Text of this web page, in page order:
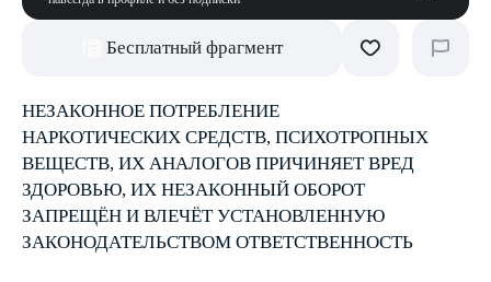
Бесплатный фрагмент
НЕЗАКОННОЕ ПОТРЕБЛЕНИЕ
НАРКОТИЧЕСКИХ СРЕДСТВ, ПСИХОТРОПНЫХ
ВЕЩЕСТВ, ИХ АНАЛОГОВ ПРИЧИНЯЕТ ВРЕД
ЗДОРОВЬЮ, ИХ НЕЗАКОННЫЙ ОБОРОТ
ЗАПРЕЩЁН И ВЛЕЧЁТ УСТАНОВЛЕННУЮ
ЗАКОНОДАТЕЛЬСТВОМ ОТВЕТСТВЕННОСТЬ